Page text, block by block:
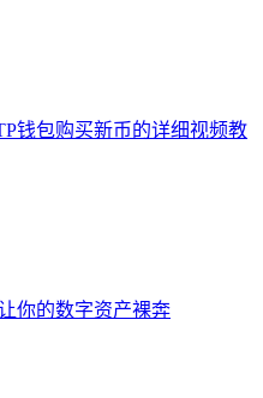
钱包购买新币的详细视频教
你的数字资产裸奔